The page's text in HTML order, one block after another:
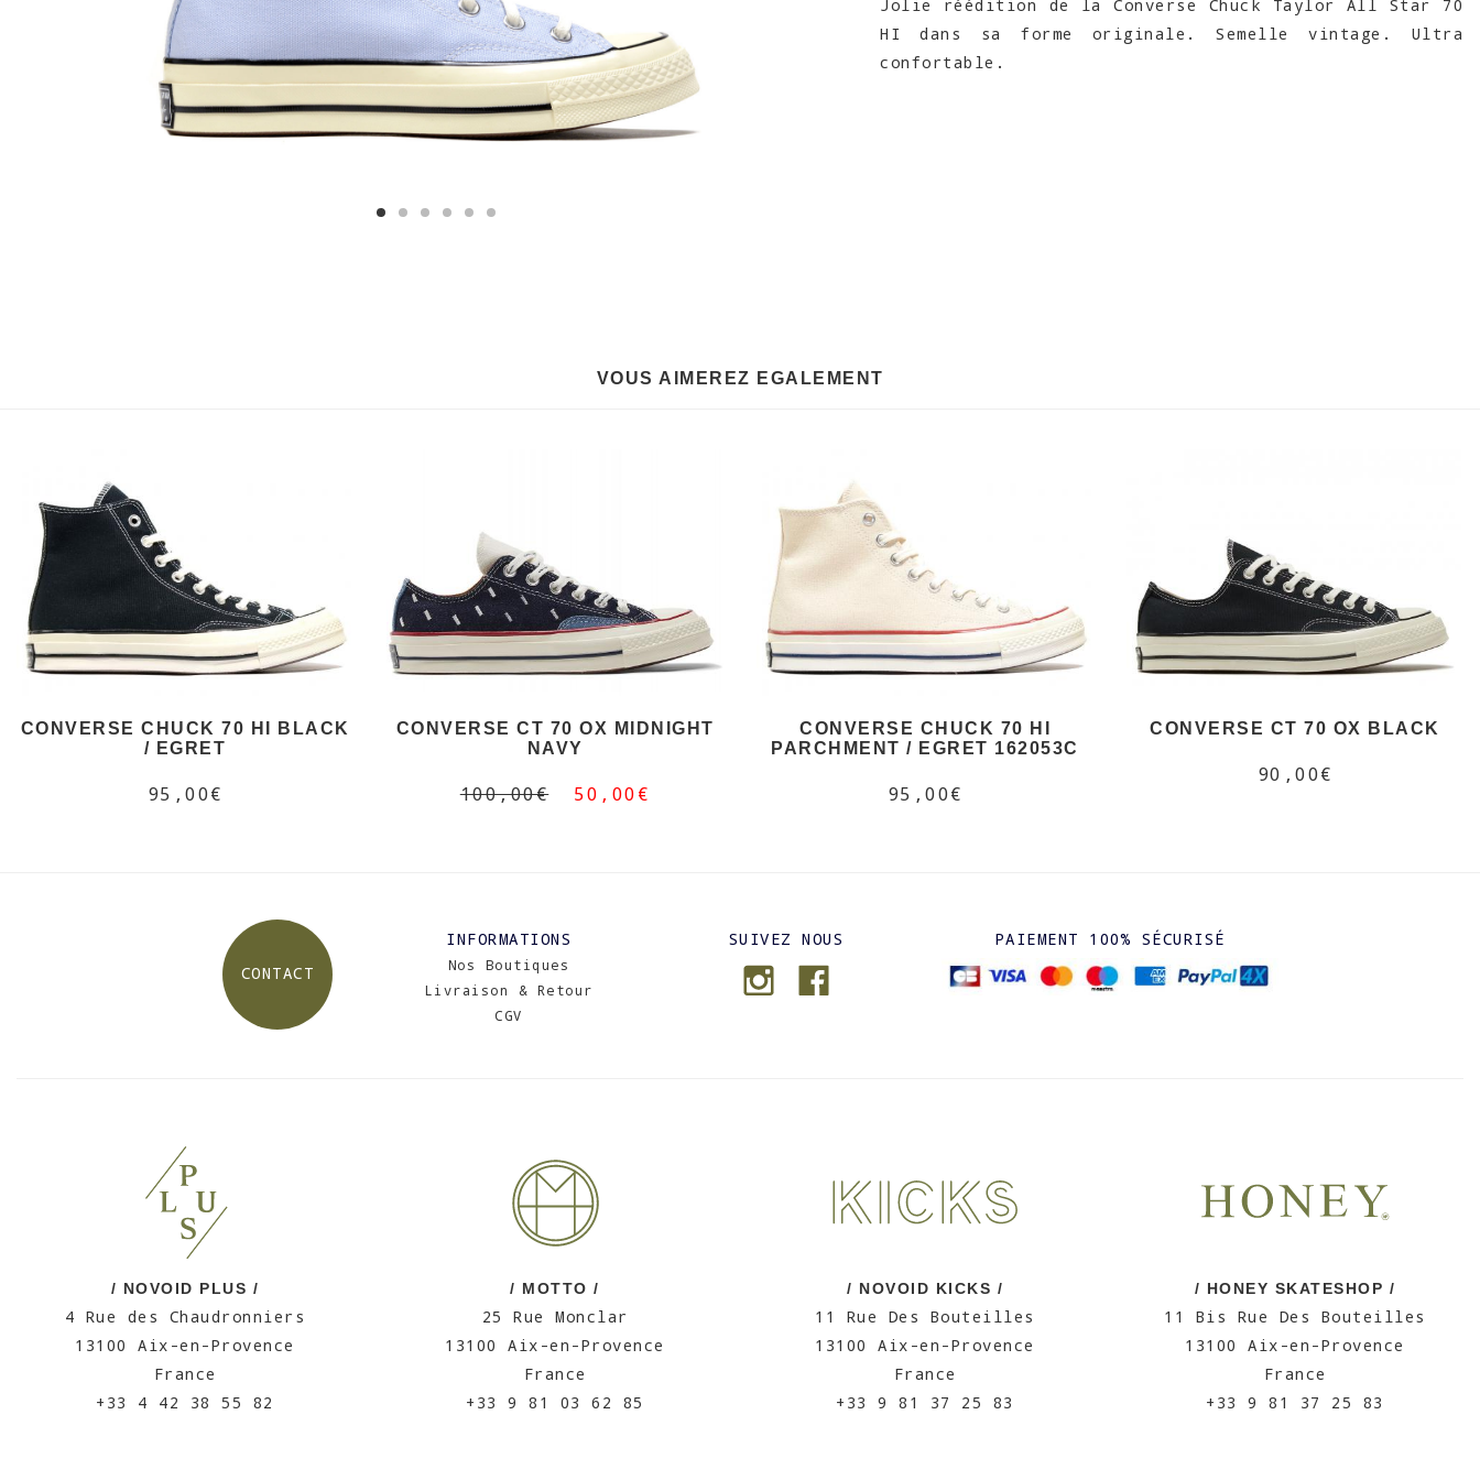
Jolie réédition de la Converse Chuck Taylor All Star 70
HI dans sa forme originale. Semelle vintage. Ultra
confortable.
VOUS AIMEREZ EGALEMENT
CONVERSE CHUCK 70 HI BLACK
/ EGRET
95,00€
CONVERSE CT 70 OX MIDNIGHT
NAVY
100,00€ 50,00€
CONVERSE CHUCK 70 HI
PARCHMENT / EGRET 162053C
95,00€
CONVERSE CT 70 OX BLACK
90,00€
CONTACT
INFORMATIONS
Nos Boutiques
Livraison & Retour
CGV
SUIVEZ NOUS PAIEMENT 100% SÉCURISÉ
/ NOVOID PLUS /
4 Rue des Chaudronniers
13100 Aix-en-Provence
France
+33 4 42 38 55 82
/ MOTTO /
25 Rue Monclar
13100 Aix-en-Provence
France
+33 9 81 03 62 85
/ NOVOID KICKS /
11 Rue Des Bouteilles
13100 Aix-en-Provence
France
+33 9 81 37 25 83
/ HONEY SKATESHOP /
11 Bis Rue Des Bouteilles
13100 Aix-en-Provence
France
+33 9 81 37 25 83